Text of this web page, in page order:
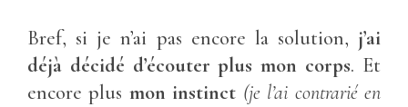
Bref, si je n’ai pas encore la solution, j’ai
déjà décidé d’écouter plus mon corps. Et
encore plus mon instinct (je l’ai contrarié en